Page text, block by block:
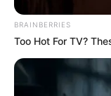
BRAINBERRIES
Too Hot For TV?